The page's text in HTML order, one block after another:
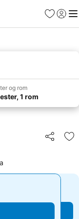
Favoritter
Logg
og rom
1 rom
Del